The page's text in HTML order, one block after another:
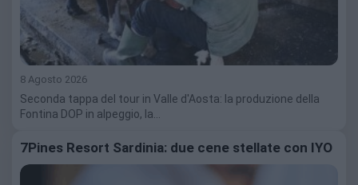
8 Agosto 2026
Seconda tappa del tour in Valle d'Aosta: la produzione della
Fontina DOP in alpeggio, la…
7Pines Resort Sardinia: due cene stellate con IYO